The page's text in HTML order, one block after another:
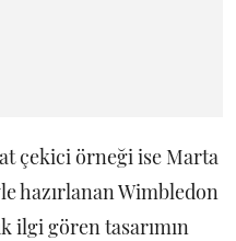
çekici örneği ise Marta
hazırlanan Wimbledon
ilgi gören tasarımın